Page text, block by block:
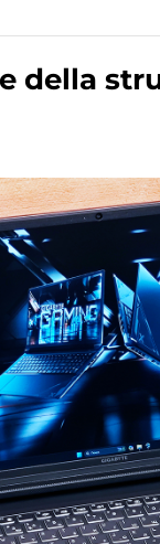
della